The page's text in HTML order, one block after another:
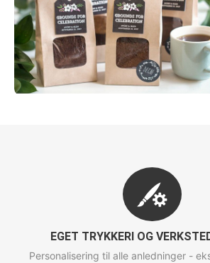
EGET TRYKKERI OG
Personalisering til alle anledninger -